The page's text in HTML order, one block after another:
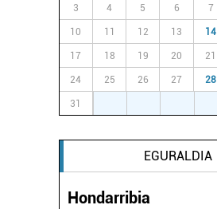
3 4 5 6 7
10 11 12 13 14
17 18 19 20 21
24 25 26 27 28
31
EGURALDIA
Hondarribia